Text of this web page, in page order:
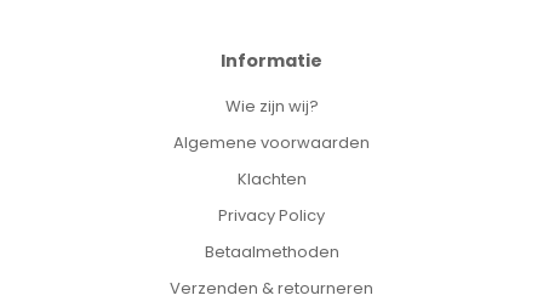
Informatie
Wie zijn wij?
Algemene voorwaarden
Klachten
Privacy Policy
Betaalmethoden
Verzenden & retourneren